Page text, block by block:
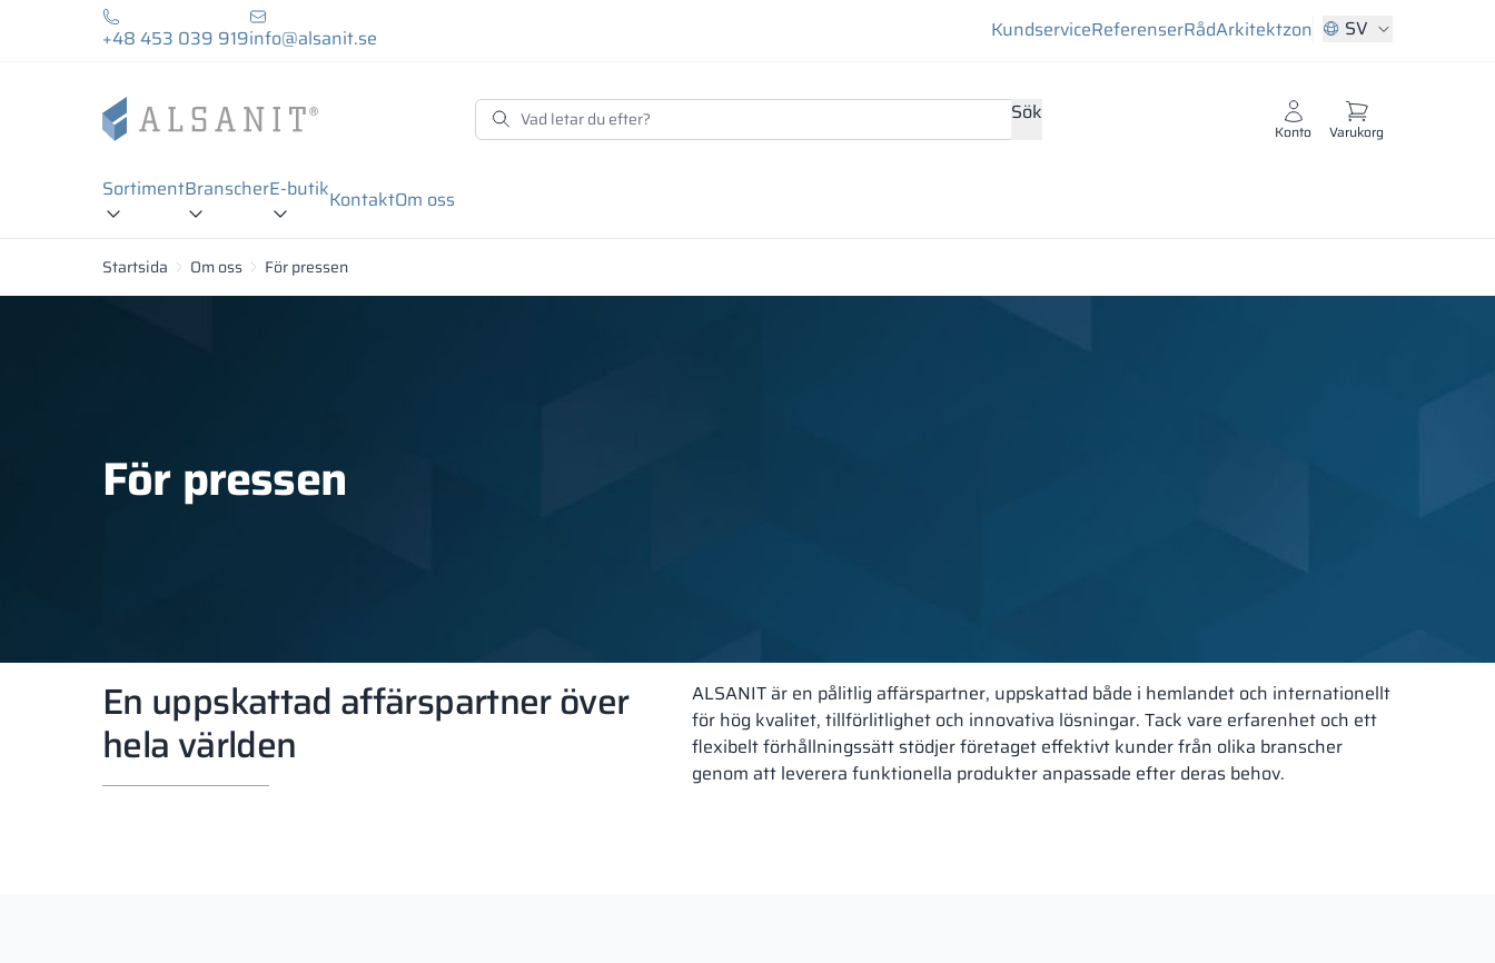
+48 453 039 919info@alsanit.se KundserviceReferenserRådArkitektzon SV
Sök
Konto Varukorg
SortimentBranscherE-butikKontaktOm oss
Startsida Om oss För pressen
För pressen
En uppskattad affärspartner över
hela världen
ALSANIT är en pålitlig affärspartner, uppskattad både i hemlandet och internationellt
för hög kvalitet, tillförlitlighet och innovativa lösningar. Tack vare erfarenhet och ett
flexibelt förhållningssätt stödjer företaget effektivt kunder från olika branscher
genom att leverera funktionella produkter anpassade efter deras behov.